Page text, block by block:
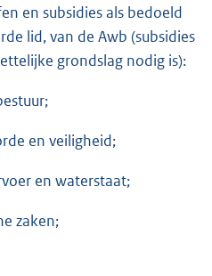
en subsidies als bedoeld
lid, van de Awb (subsidies
grondslag nodig is):
en veiligheid;
en waterstaat;
zaken;